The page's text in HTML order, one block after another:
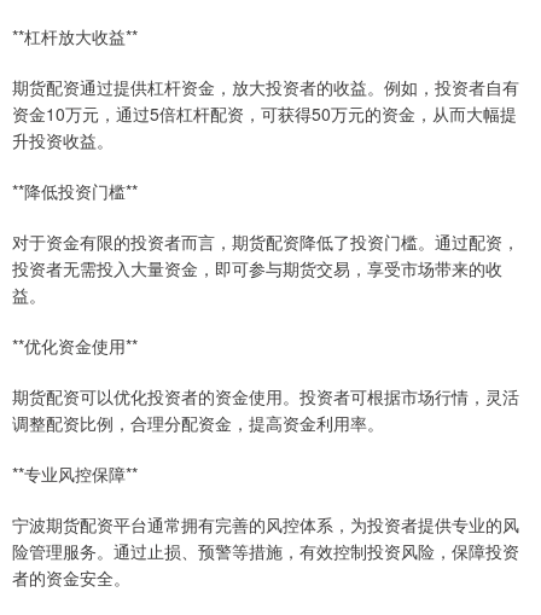
**杠杆放大收益**
期货配资通过提供杠杆资金，放大投资者的收益。例如，投资者自有
资金10万元，通过5倍杠杆配资，可获得50万元的资金，从而大幅提
升投资收益。
**降低投资门槛**
对于资金有限的投资者而言，期货配资降低了投资门槛。通过配资，
投资者无需投入大量资金，即可参与期货交易，享受市场带来的收
益。
**优化资金使用**
期货配资可以优化投资者的资金使用。投资者可根据市场行情，灵活
调整配资比例，合理分配资金，提高资金利用率。
**专业风控保障**
宁波期货配资平台通常拥有完善的风控体系，为投资者提供专业的风
险管理服务。通过止损、预警等措施，有效控制投资风险，保障投资
者的资金安全。